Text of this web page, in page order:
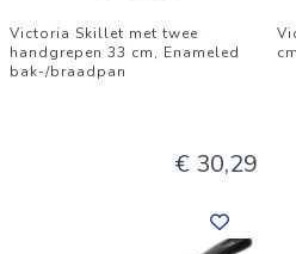
Victoria Skillet met twee
handgrepen 33 cm, Enameled
bak-/braadpan
€ 30,29